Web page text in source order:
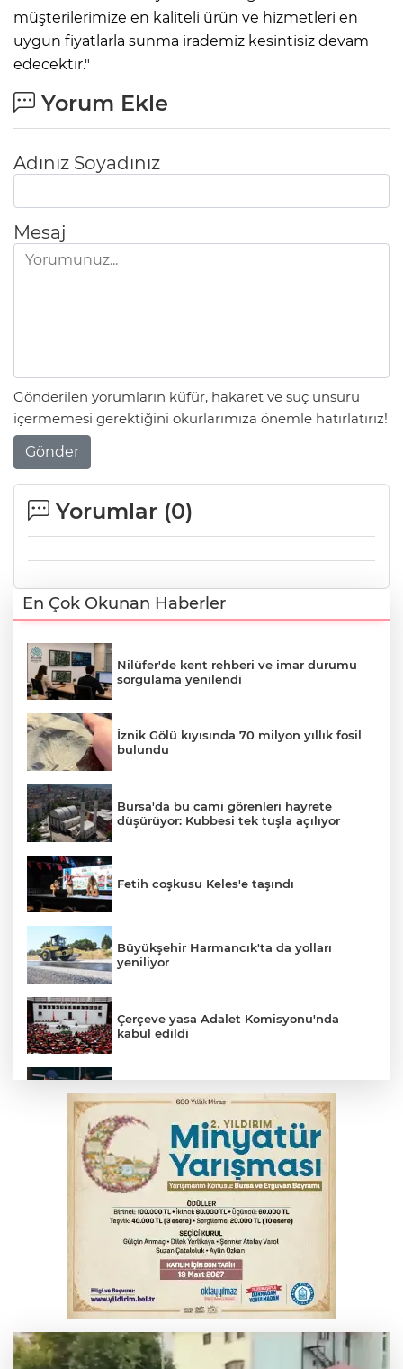
müşterilerimize en kaliteli ürün ve hizmetleri en
uygun fiyatlarla sunma irademiz kesintisiz devam
edecektir."
Yorum Ekle
Adınız Soyadınız
Mesaj
Gönderilen yorumların küfür, hakaret ve suç unsuru
içermemesi gerektiğini okurlarımıza önemle hatırlatırız!
Gönder
Yorumlar (0)
En Çok Okunan Haberler
Nilüfer'de kent rehberi ve imar durumu
sorgulama yenilendi
İznik Gölü kıyısında 70 milyon yıllık fosil
bulundu
Bursa'da bu cami görenleri hayrete
düşürüyor: Kubbesi tek tuşla açılıyor
Fetih coşkusu Keles'e taşındı
Büyükşehir Harmancık'ta da yolları
yeniliyor
Çerçeve yasa Adalet Komisyonu'nda
kabul edildi
kişi tutuklandı
İnegöl’de yangın paniği! Apartmana
sıçrayan alevler söndürüldü
Serbest piyasada döviz fiyatları
Otomobil kanala uçtu: 2 yaralı